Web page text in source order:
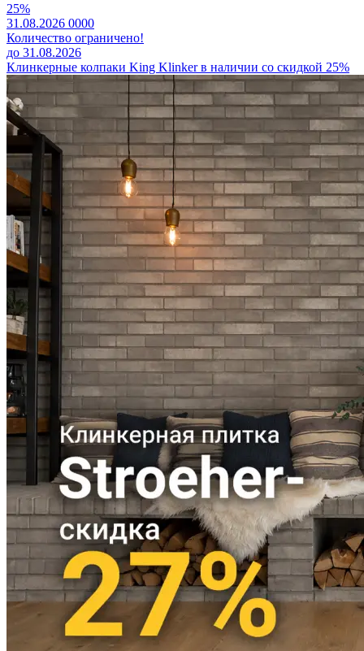
25%
31.08.2026 0000
Количество ограничено!
до 31.08.2026
Клинкерные колпаки King Klinker в наличии со скидкой 25%